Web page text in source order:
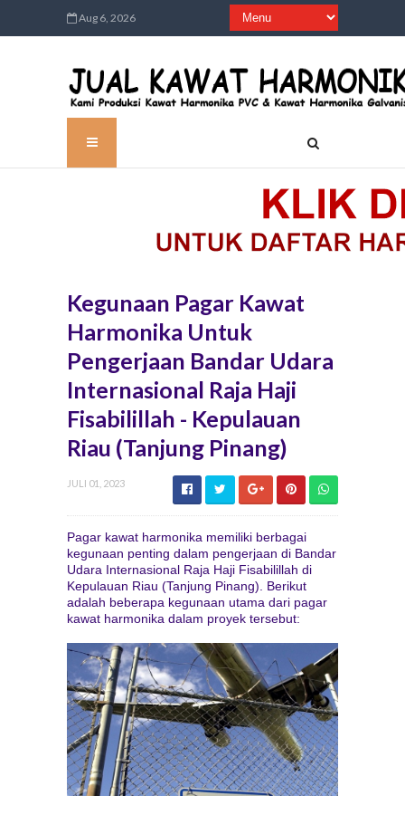
Aug 6, 2026
Kegunaan Pagar Kawat
Harmonika Untuk
Pengerjaan Bandar Udara
Internasional Raja Haji
Fisabilillah - Kepulauan
Riau (Tanjung Pinang)
JULI 01, 2023
Pagar kawat harmonika memiliki berbagai
kegunaan penting dalam pengerjaan di Bandar
Udara Internasional Raja Haji Fisabilillah di
Kepulauan Riau (Tanjung Pinang). Berikut
adalah beberapa kegunaan utama dari pagar
kawat harmonika dalam proyek tersebut: